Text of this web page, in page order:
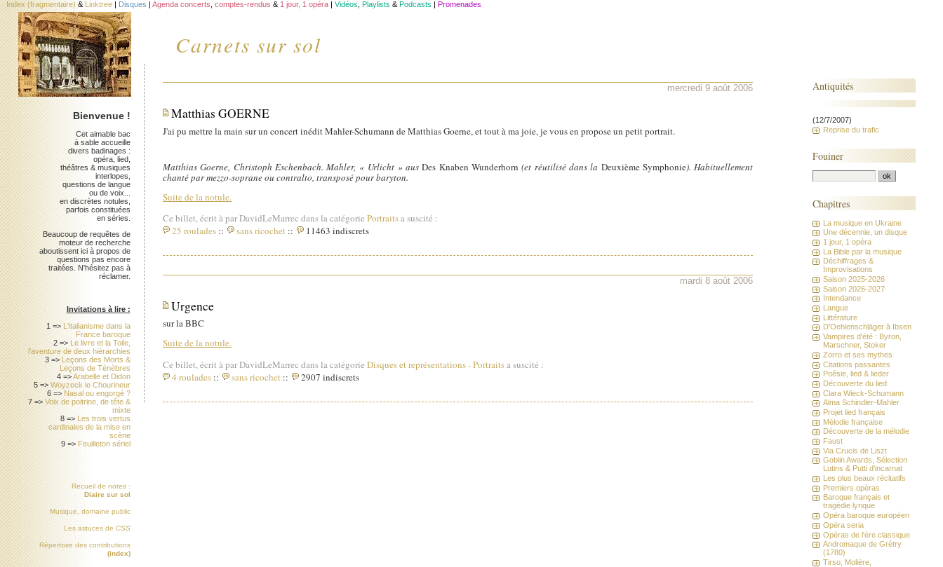
Carnets sur sol
Index (fragmentaire) & Linktree | Disques | Agenda concerts comptes-rendus & 1 jour, 1 opéra | Vidéos Playlists & Podcasts | Promenades
mercredi 9 août 2006
Matthias GOERNE
J'ai pu mettre la main sur un concert inédit Mahler-Schumann de Matthias Goerne, et tout à ma joie, je vous en propose un petit portrait.
Matthias Goerne, Christoph Eschenbach. Mahler, « Urlicht » ausDes Knaben Wunderhorn (et réutilisé dans la Deuxième Symphonie). Habituellement
chanté par mezzo-soprane ou contralto, transposé pour baryton.
Suite de la notule.
Ce billet, écrit à par DavidLeMarrec dans la catégoriePortraitsa suscité :
25 roulades :: sans ricochet :: 11463 indiscrets
mardi 8 août 2006
Urgence
sur la BBC
Suite de la notule.
Ce billet, écrit à par DavidLeMarrec dans la catégorieDisques et représentations-Portraitsa suscité :
4 roulades :: sans ricochet :: 2907 indiscrets
Bienvenue !
Cet aimable bac
à sable accueille
divers badinages :
opéra, lied,
théâtres & musiques
interlopes,
questions de langue
ou de voix...
en discrètes notules,
parfois constituées
en séries.
Beaucoup de requêtes de
moteur de recherche
aboutissent ici à propos de
questions pas encore
traitées. N'hésitez pas à
réclamer.
Invitations à lire :
1 => L'italianisme dans la
France baroque
2 => Le livre et la Toile,
l'aventure de deux hiérarchies
3 => Leçons des Morts &
Leçons de Ténèbres
4 =>Arabelle et Didon
5 =>Woyzeck le Chourineur
6 => Nasal ou engorgé ?
7 =>Voix de poitrine, de tête &
mixte
8 => Les trois vertus
cardinales de la mise en
scène
9 => Feuilleton sériel
Recueil de notes :
Diaire sur sol
Musique, domaine public
Les astuces de CSS
Répertoire des contributions
(index)
Antiquités
(12/7/2007)
Reprise du trafic
Fouiner
Chapitres
La musique en Ukraine
Une décennie, un disque
1 jour, 1 opéra
La Bible par la musique
Déchiffrages &
Improvisations
Saison 2025-2026
Saison 2026-2027
Intendance
Langue
Littérature
D'Oehlenschläger à Ibsen
Vampires d'été : Byron,
Marschner, Stoker
Zorro et ses mythes
Citations passantes
Poésie, lied & lieder
Découverte du lied
Clara Wieck-Schumann
Alma Schindler-Mahler
Projet lied français
Mélodie française
Découverte de la mélodie
Faust
Via Crucis de Liszt
Goblin Awards, Sélection
Lutins & Putti d'incarnat
Les plus beaux récitatifs
Premiers opéras
Baroque français et
tragédie lyrique
Opéra baroque européen
Opéra seria
Opéras de l'ère classique
Andromaque de Grétry
(1780)
Tirso, Molière,